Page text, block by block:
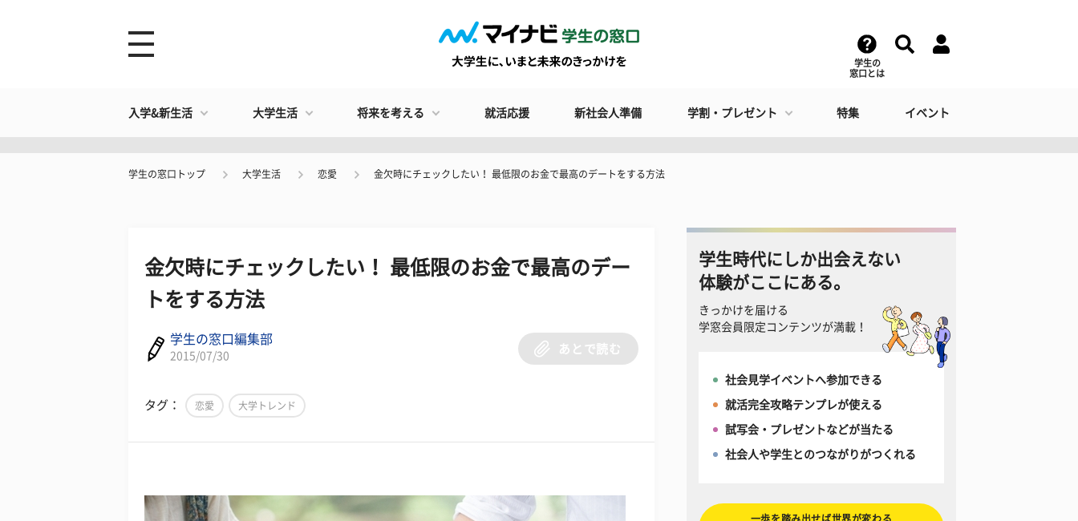
学生の
窓口とは
入学&新生活 大学生活 将来を考える 就活応援 新社会人準備 学割・プレゼント 特集 イベント
学生の窓口トップ 大学生活 恋愛 金欠時にチェックしたい！ 最低限のお金で最高のデートをする方法
金欠時にチェックしたい！ 最低限のお金で最高のデー
トをする方法
学生の窓口編集部
2015/07/30
あとで読む
タグ： 恋愛 大学トレンド
学生時代にしか出会えない
体験がここにある。
きっかけを届ける
学窓会員限定コンテンツが満載！
社会見学イベントへ参加できる
就活完全攻略テンプレが使える
試写会・プレゼントなどが当たる
社会人や学生とのつながりがつくれる
一歩を踏み出せば世界が変わる